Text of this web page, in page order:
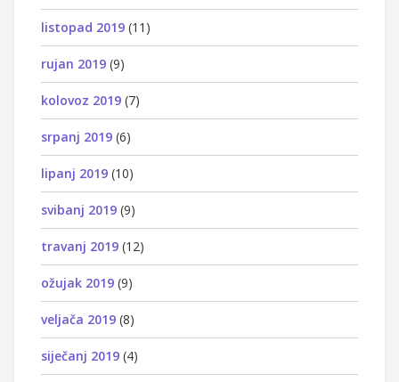
listopad 2019 (11)
rujan 2019 (9)
kolovoz 2019 (7)
srpanj 2019 (6)
lipanj 2019 (10)
svibanj 2019 (9)
travanj 2019 (12)
ožujak 2019 (9)
veljača 2019 (8)
siječanj 2019 (4)